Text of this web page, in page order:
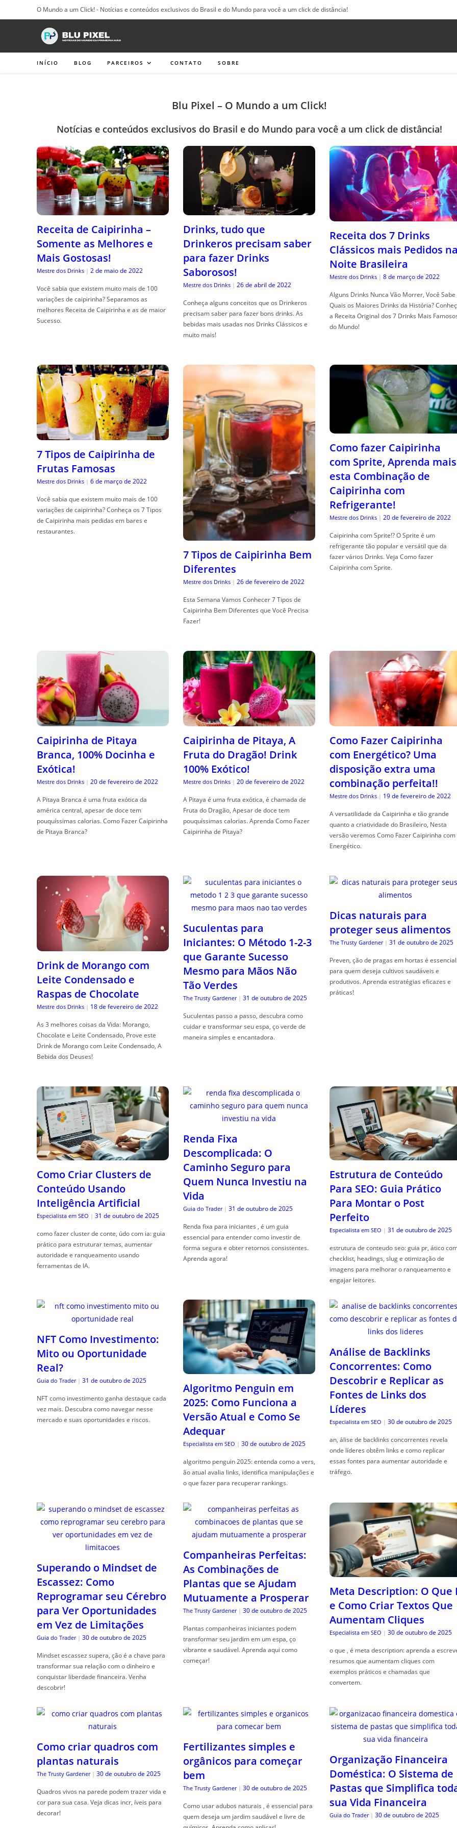
para
O Mundo a um Click! - Notícias e conteúdos exclusivos do Brasil e do Mundo para você a um click de distância!
INÍCIO BLOG PARCEIROS CONTATO SOBRE
Blu Pixel – O Mundo a um Click!
Notícias e conteúdos exclusivos do Brasil e do Mundo para você a um click de distância!
Receita de Caipirinha –
Somente as Melhores e
Mais Gostosas!
Mestre dos Drinks | 2 de maio de 2022
Você sabia que existem muito mais de 100
variações de caipirinha? Separamos as
melhores Receita de Caipirinha e as de maior
Sucesso.
Drinks, tudo que
Drinkeros precisam saber
para fazer Drinks
Saborosos!
Mestre dos Drinks | 26 de abril de 2022
Conheça alguns conceitos que os Drinkeros
precisam saber para fazer bons drinks. As
bebidas mais usadas nos Drinks Clássicos e
muito mais!
Receita dos 7 Drinks
Clássicos mais Pedidos
Noite Brasileira
Mestre dos Drinks | 8 de março de 2022
Alguns Drinks Nunca Vão Morrer, Você Sabe
Quais os Maiores Drinks da História?
a Receita Original dos 7 Drinks Mais
do Mundo!
7 Tipos de Caipirinha de
Frutas Famosas
Mestre dos Drinks | 6 de março de 2022
Você sabia que existem muito mais de 100
variações de caipirinha? Conheça os 7 Tipos
de Caipirinha mais pedidas em bares e
restaurantes.
7 Tipos de Caipirinha Bem
Diferentes
Mestre dos Drinks | 26 de fevereiro de 2022
Esta Semana Vamos Conhecer 7 Tipos de
Caipirinha Bem Diferentes que Você Precisa
Fazer!
Como fazer Caipirinha
com Sprite, Aprenda mais
esta Combinação de
Caipirinha com
Refrigerante!
Mestre dos Drinks | 20 de fevereiro de 2022
Caipirinha com Sprite!? O Sprite é um
refrigerante tão popular e versátil que da
fazer vários Drinks. Veja Como fazer
Caipirinha com Sprite.
Caipirinha de Pitaya
Branca, 100% Docinha e
Exótica!
Mestre dos Drinks | 20 de fevereiro de 2022
A Pitaya Branca é uma fruta exótica da
américa central, apesar de doce tem
pouquíssimas calorias. Como Fazer Caipirinha
de Pitaya Branca?
Caipirinha de Pitaya, A
Fruta do Dragão! Drink
100% Exótico!
Mestre dos Drinks | 20 de fevereiro de 2022
A Pitaya é uma fruta exótica, é chamada de
Fruta do Dragão, Apesar de doce tem
pouquíssimas calorias. Aprenda Como Fazer
Caipirinha de Pitaya?
Como Fazer Caipirinha
com Energético? Uma
disposição extra uma
combinação perfeita!!
Mestre dos Drinks | 19 de fevereiro de 2022
A versatilidade da Caipirinha e tão grande
quanto a criatividade do Brasileiro, Nesta
versão veremos Como Fazer Caipirinha com
Energético.
Drink de Morango com
Leite Condensado e
Raspas de Chocolate
Mestre dos Drinks | 18 de fevereiro de 2022
As 3 melhores coisas da Vida: Morango,
Chocolate e Leite Condensado, Prove este
Drink de Morango com Leite Condensado, A
Bebida dos Deuses!
Suculentas para
Iniciantes: O Método 1-2-3
que Garante Sucesso
Mesmo para Mãos Não
Tão Verdes
The Trusty Gardener | 31 de outubro de 2025
Suculentas passo a passo, descubra como
cuidar e transformar seu espa, ço verde de
maneira simples e encantadora.
Dicas naturais para
proteger seus alimentos
The Trusty Gardener | 31 de outubro de 2025
Preven, ção de pragas em hortas é essencial
para quem deseja cultivos saudáveis e
produtivos. Aprenda estratégias eficazes e
práticas!
Como Criar Clusters de
Conteúdo Usando
Inteligência Artificial
Especialista em SEO | 31 de outubro de 2025
como fazer cluster de conte, údo com ia: guia
prático para estruturar temas, aumentar
autoridade e ranqueamento usando
ferramentas de IA.
Renda Fixa
Descomplicada: O
Caminho Seguro para
Quem Nunca Investiu na
Vida
Guia do Trader | 31 de outubro de 2025
Renda fixa para iniciantes , é um guia
essencial para entender como investir de
forma segura e obter retornos consistentes.
Aprenda agora!
Estrutura de Conteúdo
Para SEO: Guia Prático
Para Montar o Post
Perfeito
Especialista em SEO | 31 de outubro de 2025
estrutura de conteudo seo: guia pr, ático
checklist, headings, slug e otimização de
imagens para melhorar o ranqueamento e
engajar leitores.
NFT Como Investimento:
Mito ou Oportunidade
Real?
Guia do Trader | 31 de outubro de 2025
NFT como investimento ganha destaque cada
vez mais. Descubra como navegar nesse
mercado e suas oportunidades e riscos.
Algoritmo Penguin em
2025: Como Funciona a
Versão Atual e Como Se
Adequar
Especialista em SEO | 30 de outubro de 2025
algoritmo penguin 2025: entenda como a vers,
ão atual avalia links, identifica manipulações e
o que fazer para recuperar rankings.
Análise de Backlinks
Concorrentes: Como
Descobrir e Replicar as
Fontes de Links dos
Líderes
Especialista em SEO | 30 de outubro de 2025
an, álise de backlinks concorrentes revela
onde líderes obtêm links e como replicar
essas fontes para aumentar autoridade e
tráfego.
Superando o Mindset de
Escassez: Como
Reprogramar seu Cérebro
para Ver Oportunidades
em Vez de Limitações
Guia do Trader | 30 de outubro de 2025
Mindset escassez supera, ção é a chave para
transformar sua relação com o dinheiro e
conquistar liberdade financeira. Venha
descobrir!
Companheiras Perfeitas:
As Combinações de
Plantas que se Ajudam
Mutuamente a Prosperar
The Trusty Gardener | 30 de outubro de 2025
Plantas companheiras iniciantes podem
transformar seu jardim em um espa, ço
vibrante e saudável. Aprenda aqui como
começar!
Meta Description: O Que
e Como Criar Textos Que
Aumentam Cliques
Especialista em SEO | 30 de outubro de 2025
o que , é meta description: aprenda a
resumos que aumentam cliques com
exemplos práticos e chamadas que
convertem.
Como criar quadros com
plantas naturais
The Trusty Gardener | 30 de outubro de 2025
Quadros vivos na parede podem trazer vida e
cor para sua casa. Veja dicas incr, íveis para
decorar!
Fertilizantes simples e
orgânicos para começar
bem
The Trusty Gardener | 30 de outubro de 2025
Como usar adubos naturais , é essencial para
quem deseja um jardim saudável e livre de
Organização Financeira
Doméstica: O Sistema de
Pastas que Simplifica
sua Vida Financeira
Guia do Trader | 30 de outubro de 2025